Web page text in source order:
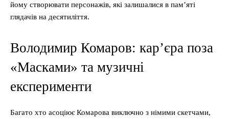
йому створювати персонажів, які залишалися в пам’яті
глядачів на десятиліття.
Володимир Комаров: кар’єра поза
«Масками» та музичні
експерименти
Багато хто асоціює Комарова виключно з німими скетчами,